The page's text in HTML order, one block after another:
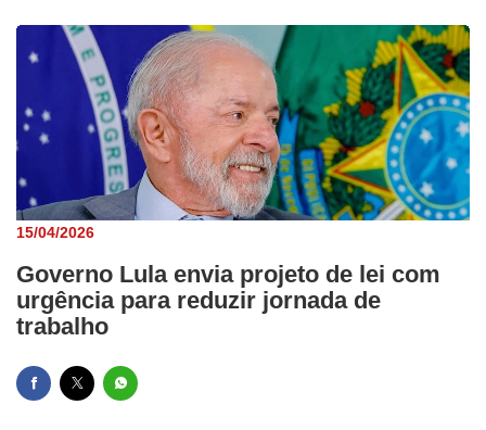
15/04/2026
Governo Lula envia projeto de lei com
urgência para reduzir jornada de
trabalho